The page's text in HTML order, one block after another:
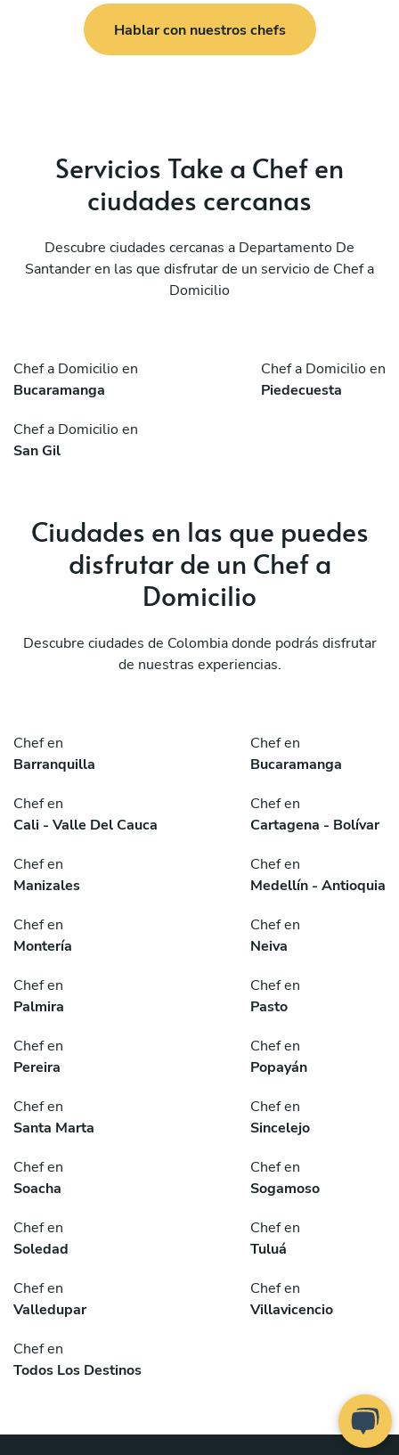
Hablar con nuestros chefs
Servicios Take a Chef en
ciudades cercanas
Descubre ciudades cercanas a Departamento De
Santander en las que disfrutar de un servicio de Chef a
Domicilio
Chef a Domicilio en
Bucaramanga
Chef a Domicilio en
Piedecuesta
Chef a Domicilio en
San Gil
Ciudades en las que puedes
disfrutar de un Chef a
Domicilio
Descubre ciudades de Colombia donde podrás disfrutar
de nuestras experiencias.
Chef en
Barranquilla
Chef en
Bucaramanga
Chef en
Cali - Valle Del Cauca
Chef en
Cartagena - Bolívar
Chef en
Manizales
Chef en
Medellín - Antioquia
Chef en
Montería
Chef en
Neiva
Chef en
Palmira
Chef en
Pasto
Chef en
Pereira
Chef en
Popayán
Chef en
Santa Marta
Chef en
Sincelejo
Chef en
Soacha
Chef en
Sogamoso
Chef en
Soledad
Chef en
Tuluá
Chef en
Valledupar
Chef en
Villavicencio
Chef en
Todos Los Destinos